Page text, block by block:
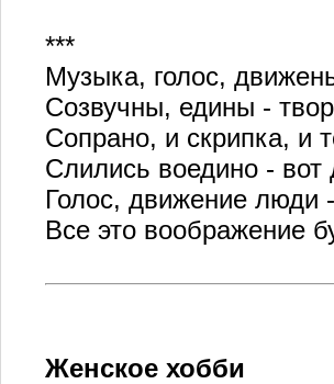
***
Музыка, голос,
Созвучны, едины -
Сопрано, и скрипка, и
Слились воедино - вот
Голос, движение люди -
Все это воображение
Женское хобби